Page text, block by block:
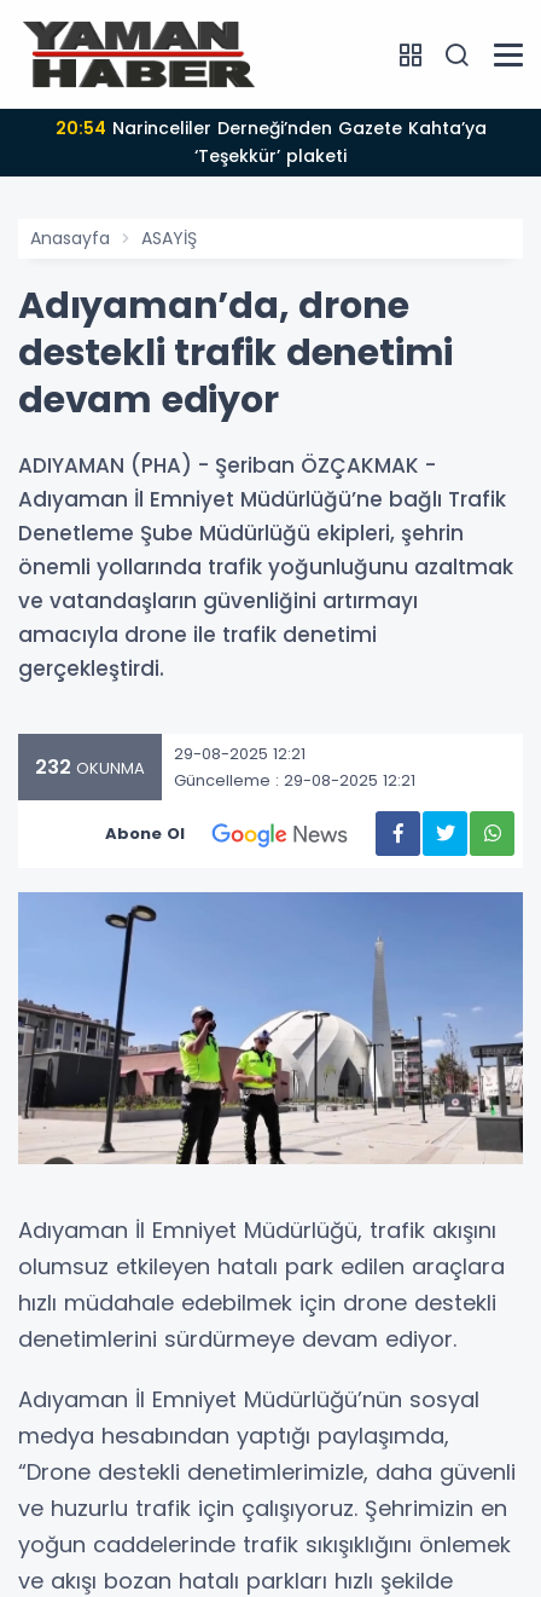
20:54
‘Teşekkür’ plaketi
Anasayfa ASAYİŞ
Adıyaman’da, drone
destekli trafik denetimi
devam ediyor
ADIYAMAN (PHA) - Şeriban ÖZÇAKMAK -
Adıyaman İl Emniyet Müdürlüğü’ne bağlı Trafik
Denetleme Şube Müdürlüğü ekipleri, şehrin
önemli yollarında trafik yoğunluğunu azaltmak
ve vatandaşların güvenliğini artırmayı
amacıyla drone ile trafik denetimi
gerçekleştirdi.
232 OKUNMA
29-08-2025 12:21
Güncelleme : 29-08-2025 12:21
Abone Ol
Adıyaman İl Emniyet Müdürlüğü, trafik akışını
olumsuz etkileyen hatalı park edilen araçlara
hızlı müdahale edebilmek için drone destekli
denetimlerini sürdürmeye devam ediyor.
Adıyaman İl Emniyet Müdürlüğü’nün sosyal
medya hesabından yaptığı paylaşımda,
“Drone destekli denetimlerimizle, daha güvenli
ve huzurlu trafik için çalışıyoruz. Şehrimizin en
yoğun caddelerinde trafik sıkışıklığını önlemek
ve akışı bozan hatalı parkları hızlı şekilde